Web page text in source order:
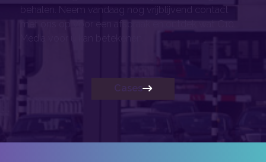
behalen. Neem vandaag nog vrijblijvend contact
met ons op voor een afspraak en ontdek wat C10
Media voor u kan betekenen.
Cases